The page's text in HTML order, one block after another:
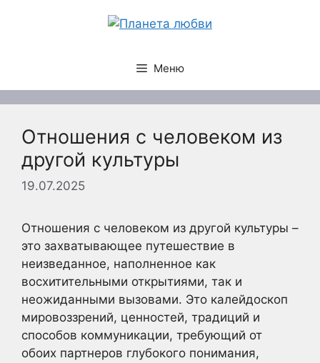
Меню
Отношения с человеком из
другой культуры
19.07.2025
Отношения с человеком из другой культуры –
это захватывающее путешествие в
неизведанное, наполненное как
восхитительными открытиями, так и
неожиданными вызовами. Это калейдоскоп
мировоззрений, ценностей, традиций и
способов коммуникации, требующий от
обоих партнеров глубокого понимания,